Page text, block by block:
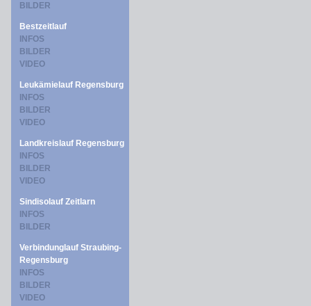
BILDER
Bestzeitlauf
INFOS
BILDER
VIDEO
Leukämielauf Regensburg
INFOS
BILDER
VIDEO
Landkreislauf Regensburg
INFOS
BILDER
VIDEO
Sindisolauf Zeitlarn
INFOS
BILDER
Verbindunglauf Straubing-
Regensburg
INFOS
BILDER
VIDEO